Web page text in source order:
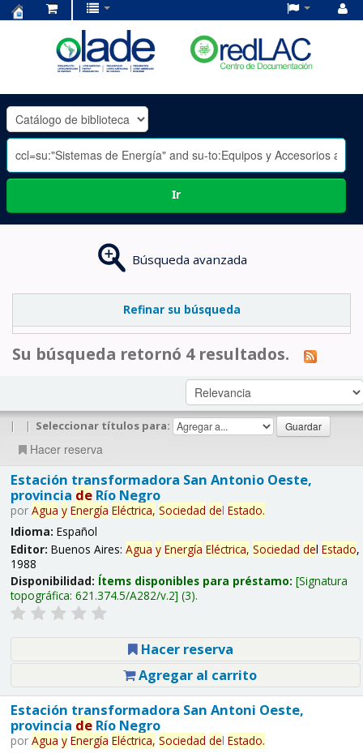
OLADE
-
Ir
Búsqueda avanzada
Refinar su búsqueda
Su búsqueda retornó 4 resultados.
| | Seleccionar títulos para:
Hacer reserva
Estación transformadora San Antonio Oeste,
provincia deRío Negro
por Agua y Energía Eléctrica, Sociedad del Estado.
Idioma: Español
Editor: Buenos Aires: Agua y Energía Eléctrica, Sociedad del Estado,
1988
Disponibilidad: Ítems disponibles para préstamo: Signatura
topográfica: 621.374.5/A282/v.2 (3).
Hacer reserva
Agregar al carrito
Estación transformadora San Antoni Oeste,
provincia deRío Negro
por Agua y Energía Eléctrica, Sociedad del Estado.